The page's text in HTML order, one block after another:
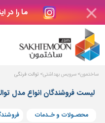
ما را در
دکوراسیون
بتن
های
بتنی
و
ساختمون سرویس بهداشتی توالت فرنگی
لیست فروشندگان انواع مدل
محصـولات و خـدمات